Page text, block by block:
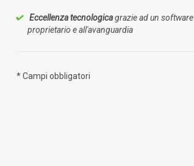
Eccellenza tecnologicagrazie ad un software
proprietario e all'avanguardia
* Campi obbligatori